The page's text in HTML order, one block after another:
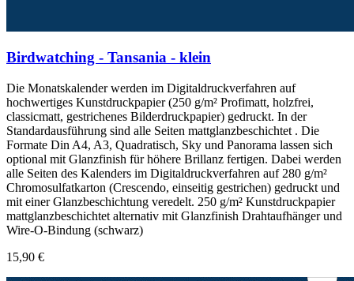
Birdwatching - Tansania - klein
Die Monatskalender werden im Digitaldruckverfahren auf
hochwertiges Kunstdruckpapier (250 g/m² Profimatt, holzfrei,
classicmatt, gestrichenes Bilderdruckpapier) gedruckt. In der
Standardausführung sind alle Seiten mattglanzbeschichtet . Die
Formate Din A4, A3, Quadratisch, Sky und Panorama lassen sich
optional mit Glanzfinish für höhere Brillanz fertigen. Dabei werden
alle Seiten des Kalenders im Digitaldruckverfahren auf 280 g/m²
Chromosulfatkarton (Crescendo, einseitig gestrichen) gedruckt und
mit einer Glanzbeschichtung veredelt. 250 g/m² Kunstdruckpapier
mattglanzbeschichtet alternativ mit Glanzfinish Drahtaufhänger und
Wire-O-Bindung (schwarz)
15,90 €